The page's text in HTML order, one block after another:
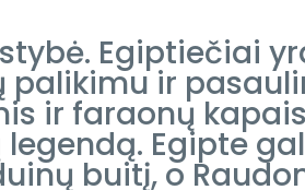
Egiptiečiai
palikimu ir
ir faraonų
Egipte
buitį, o